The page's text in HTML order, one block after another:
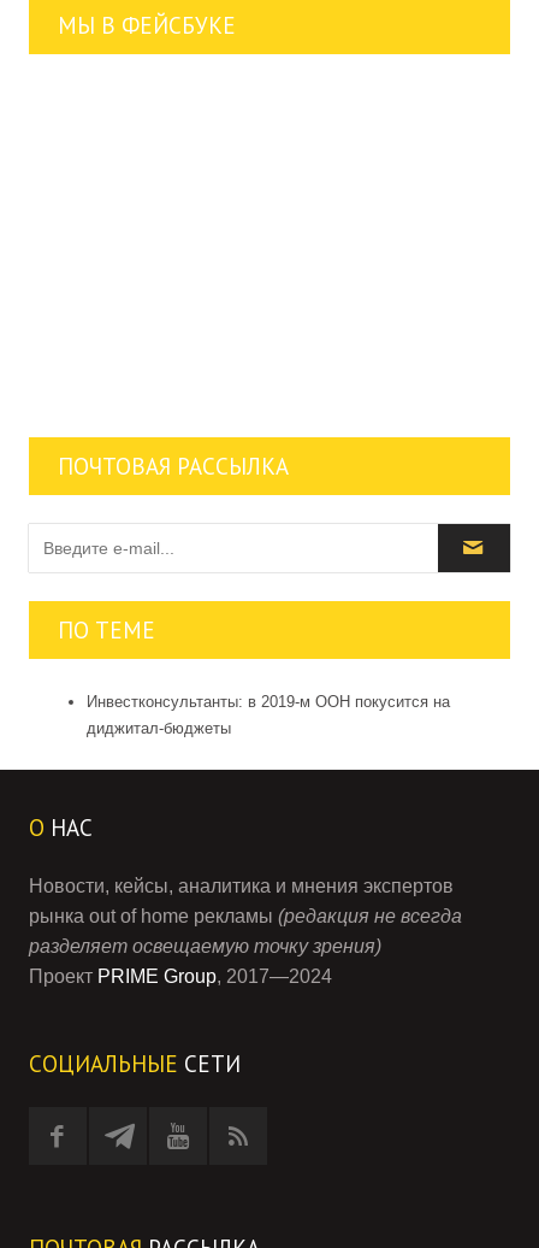
МЫ В ФЕЙСБУКЕ
ПОЧТОВАЯ РАССЫЛКА
ПО ТЕМЕ
Инвестконсультанты: в 2019-м OOH покусится на
диджитал-бюджеты
О НАС
Новости, кейсы, аналитика и мнения экспертов
рынка out of home рекламы (редакция не всегда
разделяет освещаемую точку зрения)
Проект PRIME Group, 2017—2024
СОЦИАЛЬНЫЕ СЕТИ